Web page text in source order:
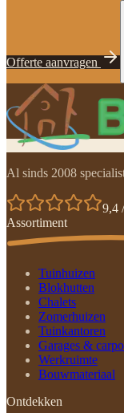
Offerte aanvragen
Al sinds 2008
9,4
Assortiment
Tuinhuizen
Blokhutten
Chalets
Zomerhuizen
Tuinkantoren
Garages &
Werkruimte
Bouwmateriaal
Ontdekken